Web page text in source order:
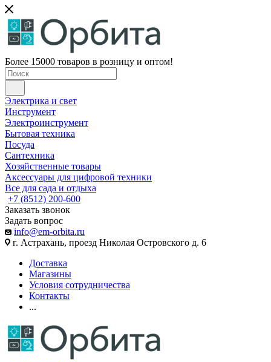
Более 15000 товаров в розницу и оптом!
Электрика и свет
Инструмент
Электроинструмент
Бытовая техника
Посуда
Сантехника
Хозяйственные товары
Аксессуары для цифровой техники
Все для сада и отдыха
+7 (8512) 200-600
Заказать звонок
Задать вопрос
info@em-orbita.ru
г. Астрахань, проезд Николая Островского д. 6
Доставка
Магазины
Условия сотрудничества
Контакты
...